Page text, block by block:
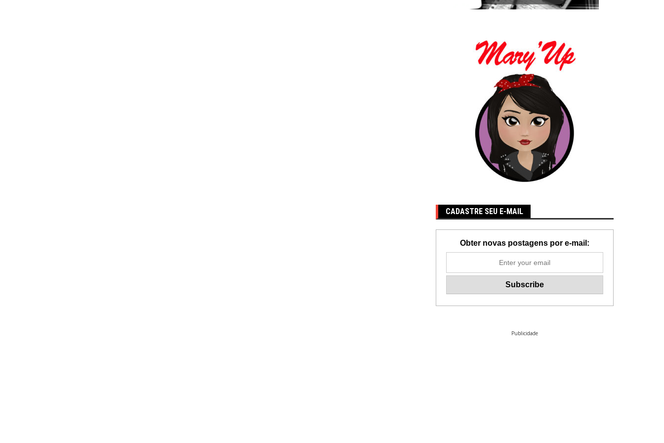
CADASTRE SEU E-MAIL
Obter novas postagens por e-mail:
Publicidade